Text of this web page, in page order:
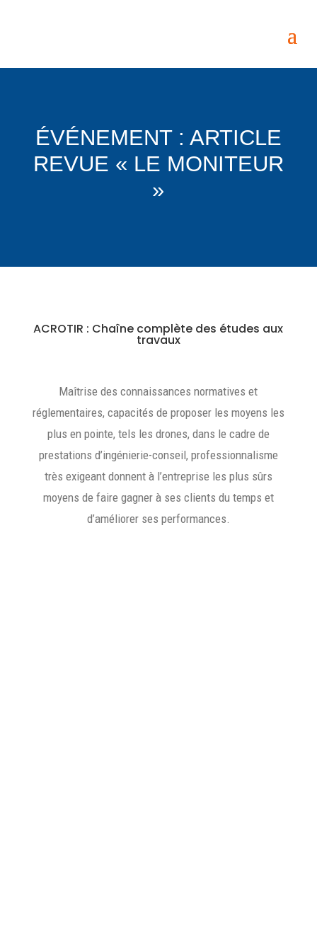
ÉVÉNEMENT : ARTICLE
REVUE « LE MONITEUR
»
ACROTIR : Chaîne complète des études aux
travaux
Maîtrise des connaissances normatives et
réglementaires, capacités de proposer les moyens les
plus en pointe, tels les drones, dans le cadre de
prestations d’ingénierie-conseil, professionnalisme
très exigeant donnent à l’entreprise les plus sûrs
moyens de faire gagner à ses clients du temps et
d’améliorer ses performances.